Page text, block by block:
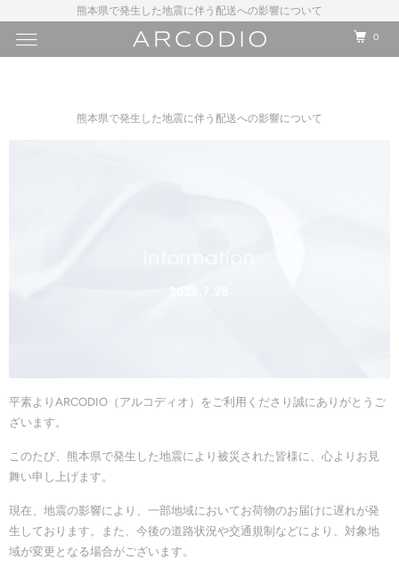
熊本県で発生した地震に伴う配送への影響について
熊本県で発生した地震に伴う配送への影響について
平素よりARCODIO（アルコディオ）をご利用くださり誠にありがとうご
ざいます。
このたび、熊本県で発生した地震により被災された皆様に、心よりお見
舞い申し上げます。
現在、地震の影響により、一部地域においてお荷物のお届けに遅れが発
生しております。また、今後の道路状況や交通規制などにより、対象地
域が変更となる場合がございます。
0